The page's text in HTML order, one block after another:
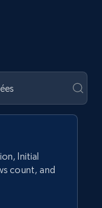
Initial
count, and